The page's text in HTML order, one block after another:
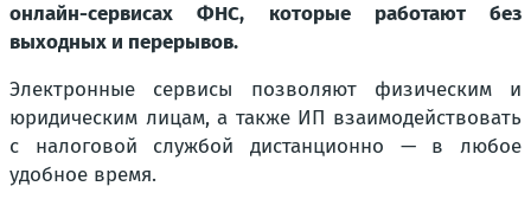
онлайн-сервисах ФНС, которые работают без
выходных и перерывов.
Электронные сервисы позволяют физическим и
юридическим лицам, а также ИП взаимодействовать
с налоговой службой дистанционно — в любое
удобное время.